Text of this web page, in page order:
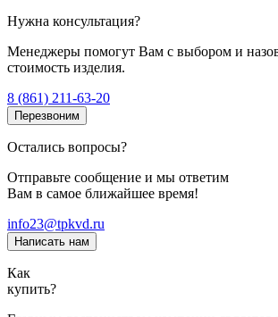
Нужна консультация?
Менеджеры помогут Вам с выбором и
стоимость изделия.
8 (861) 211-63-20
Перезвоним
Остались вопросы?
Отправьте сообщение и мы ответим
Вам в самое ближайшее время!
info23@tpkvd.ru
Написать нам
Как
купить?